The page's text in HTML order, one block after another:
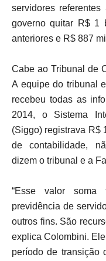
servidores
governo quitar R$ 1
anteriores e R$ 887
Cabe ao Tribunal de
A equipe do tribunal
recebeu todas as
2014, o Sistema
(Siggo) registrava R$
de contabilidade,
dizem o tribunal e a
“Esse valor soma
previdência de
outros fins. São
explica Colombini.
período de transição